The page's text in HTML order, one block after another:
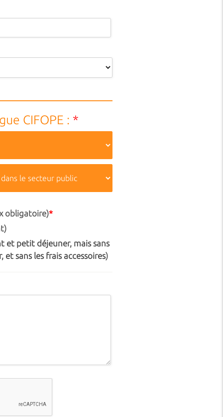
CIFOPE : *
obligatoire)*
et petit déjeuner, mais sans
et sans les frais accessoires)